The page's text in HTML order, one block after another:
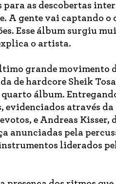
as descobertas
gente vai captando o
Esse álbum surgiu
o artista.
grande movimento
de hardcore Sheik
álbum.
evidenciados através
e Andreas Kisser,
anunciadas pela
liderados